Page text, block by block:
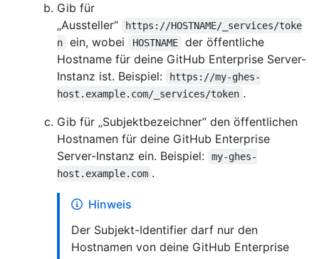
Gib für
„Aussteller“
https://HOSTNAME/_services/toke
n
ein, wobei HOSTNAME
der öffentliche
Hostname für deine GitHub Enterprise Server-
Instanz ist. Beispiel:
https://my-ghes-
host.example.com/_services/token .
Gib für „Subjektbezeichner“ den öffentlichen
Hostnamen für deine GitHub Enterprise
Server-Instanz ein. Beispiel:
my-ghes-
host.example.com .
Hinweis
Der Subjekt-Identifier darf nur den
Hostnamen von deine GitHub Enterprise